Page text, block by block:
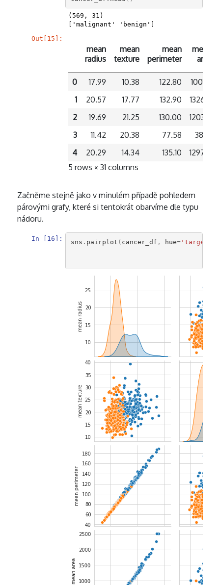
(569, 31)
Out[15]:
mean
radius
mean
texture
mean
perimeter
mean
area
0 17.99 10.38 122.80
1001.0
1
20.57 17.77 132.90
1326.0
2
19.69 21.25 130.00
1203.0
3
11.42 20.38 77.58
386.1
4
20.29 14.34 135.10
1297.0
5 rows × 31 columns
Začněme stejně jako v minulém případě pohledem
párovými grafy, které si tentokrát obarvíme dle typu
nádoru.
In [16]: sns . pairplot ( cancer_df , hue='target'